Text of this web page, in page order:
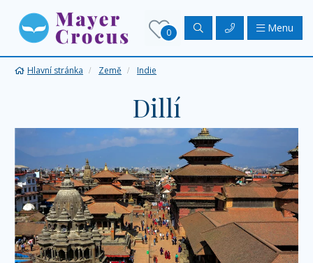
0 Menu
Hlavní stránka Země Indie
Dillí